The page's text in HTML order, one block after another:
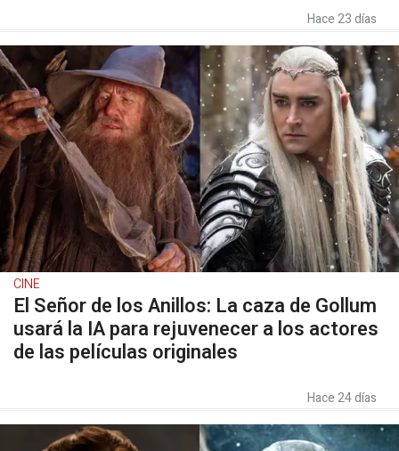
Hace 23 días
CINE
El Señor de los Anillos: La caza de Gollum
usará la IA para rejuvenecer a los actores
de las películas originales
Hace 24 días